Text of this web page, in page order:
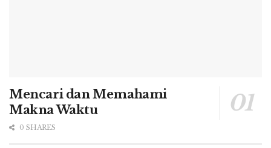
Mencari dan Memahami
Makna Waktu
0 SHARES